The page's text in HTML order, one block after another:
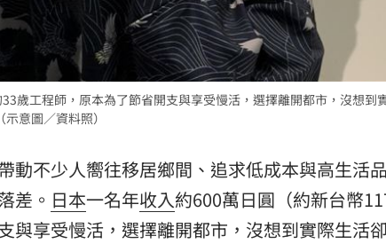
萬頭獎超「爸」氣 12:00
大道」逐漸成形 12:00
涯論壇9/12登場！
7s掀足球熱潮 10:00
星吃美食！ 18:15
歲工程師，原本為了節省開支與享受慢活，選擇離開都市，沒想到
意圖／資料照）
動不少人嚮往移居鄉間、追求低成本與高生活
差。 日本一名年收入約600萬日圓（約新台幣
與享受慢活，選擇離開都市，沒想到實際生活